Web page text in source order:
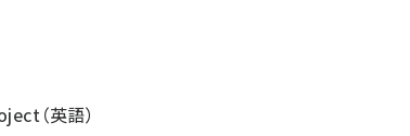
（英語）